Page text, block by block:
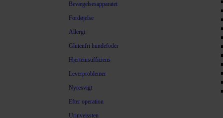
Bevægelsesapparatet
Fordøjelse
Allergi
Glutenfri hundefoder
Hjerteinsufficiens
Leverproblemer
Nyresvigt
Efter operation
Urinvejssten